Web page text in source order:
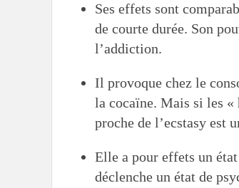
Ses effets sont
de courte durée. Son
l’addiction.
Il provoque chez le
la cocaïne. Mais si les «
proche de l’ecstasy est
Elle a pour effets un
déclenche un état de